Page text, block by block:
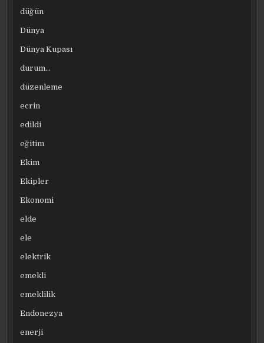
düğün
Dünya
Dünya Kupası
durum…
düzenleme
ecrin
edildi
eğitim
Ekim
Ekipler
Ekonomi
elde
ele
elektrik
emekli
emeklilik
Endonezya
enerji